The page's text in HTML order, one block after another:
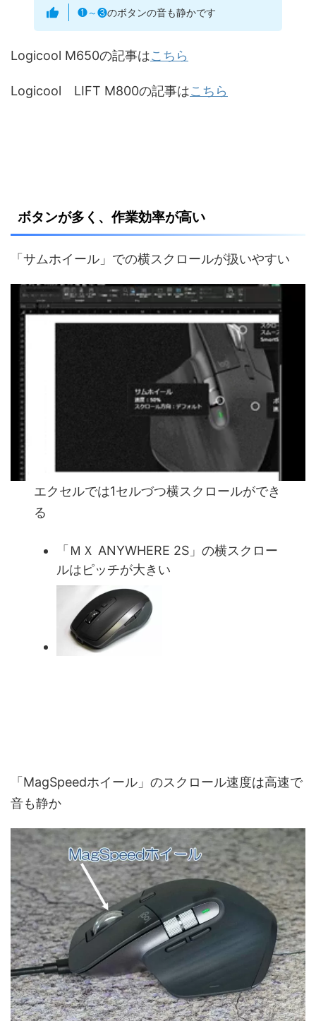
❶～❸のボタンの音も静かです
Logicool M650の記事はこちら
Logicool LIFT M800の記事はこちら
ボタンが多く、作業効率が高い
「サムホイール」での横スクロールが扱いやすい
エクセルでは1セルづつ横スクロールができ
る
「ＭＸ ANYWHERE 2S」の横スクロー
ルはピッチが大きい
「MagSpeedホイール」のスクロール速度は高速で
音も静か